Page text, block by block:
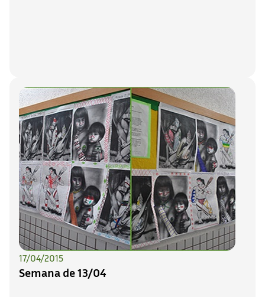
17/04/2015
Semana de 13/04